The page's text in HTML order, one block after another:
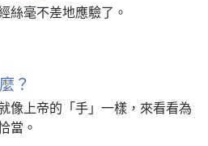
絲毫不差地應驗了。
？
像上帝的「手」一樣，來看看為
當。